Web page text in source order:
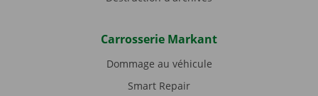
Carrosserie Markant
Dommage au véhicule
Smart Repair